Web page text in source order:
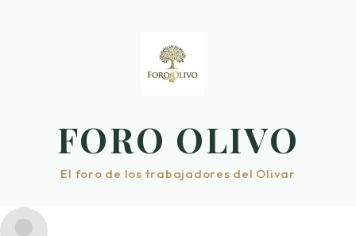
FORO OLIVO
El foro de los trabajadores del Olivar